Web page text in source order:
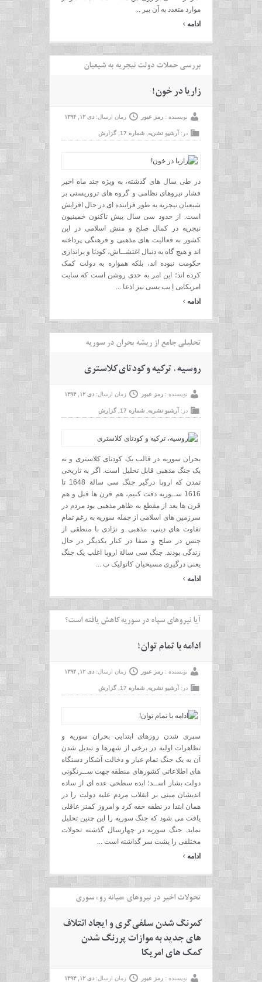
موارد متعدد به آن بپر ...
ادامه ›
بررسی حملات دولت نیجریه به شیعیان
زاریا در خون!
نویسنده : رمز عبور زمان ارسال: دی ۱۲, ۱۳۹۴
در: آرشیو نشریه شماره 17 گزارش
در طی سال های گذشته، به ویژه چند ماه اخیر
فشار نیروهای نظامی و گروه های تروریستی بر
شیعیان نیجریه به طور فزاینده ای در حال افزایش
است. از حدود سی سال پیش تاکنون خمینیون
نیجریه در کمال صلح و منش اسلامی در این
کشور به فعالیت های مذهبی و فرهنگی پرداخته
اند و هیچ گاه به دنبال اغتشــاش، کودتا و براندازی
حکومت نبوده اند، بلکه همواره به دولت کمک
کرده اند؛ این امر به حدی روشن است که سایت
امریکایی اِ یب یسی نیز اذعا ...
ادامه ›
تحلیلی جامع از ریشه بحران در سوریه
روسیه، ترکیه و کودتای کلاستری
نویسنده : رمز عبور زمان ارسال: دی ۱۲, ۱۳۹۴
در: آرشیو نشریه شماره 17 گزارش
بحران سوریه در قالب یک کودتای کلاستری و نه
یک جنگ مذهبی قابل تحلیل است. اگر به تاریخی
تمدن که اروپا درگیر جنگ سی سالة 1648 تا
1616 ســوریه دقت کنیم، هم قرن ها قبل و هم
قرن ها بعد از مقطع به ظاهر مذهبی بود مردم در
سرزمین های اسلامی از جمله سوریه به رغم تمام
تفاوت های دینی، مذهبی و نژادی با منطقی از
جنس در صلح و صفا در کنار یکدیگر در حال
زندگی بودند. جنگ سی سالة اروپا اغلب یک جنگ
یعنی درگیری مسیحیان کاتولیک ب ...
ادامه ›
آیا نیروهای سپاه در سوریه کاهش یافته است؟
ادامه با تمام توان!
نویسنده : رمز عبور زمان ارسال: دی ۱۲, ۱۳۹۴
در: آرشیو نشریه شماره 17 گزارش
سپری شدن روزهای ابتدایی بحران سوریه و
تظاهرات اولیه در برخی از شهرها و تبدیل شدن
آن به یک جنگ تمام عیار و دخالت آشکار دستگاه
های اطلاعاتی کشورهای منطقه جهت ســرنگونی
دولت بشار اســد؛ ایده سطحی عده ای از ساده
اندیشان مبنی بر انقلاب مردم علیه دولت را در
همان ابتدا در نطفه خفه کرد و امروز کمتر عاقلی
یافت می شود که جنگ سوریه را این چنین تحلیل
نماید. جنگ سوریه در چهارسال گذشته تحولات
مختلفی را پشت سر گذاشته است ...
ادامه ›
تحولات اخیر در نیروهای «میانه رو» سوری
کمرنگ شدن سلفی گری و ایجاد ائتلاف
های جدید به موازات پررنگ شدن
کمک های امریکا
نویسنده : رمز عبور زمان ارسال: دی ۱۲, ۱۳۹۴